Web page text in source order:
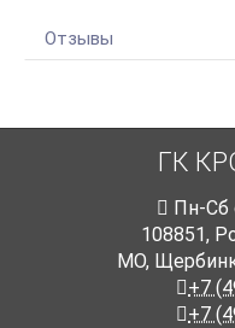
Отзывы
ГК
Пн-Cб
108851,
МО,
+7
+7